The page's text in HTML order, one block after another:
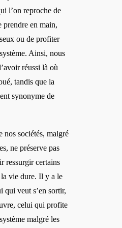
l’on reproche de
prendre en main,
ou de profiter
Ainsi, nous
réussi là où
tandis que la
synonyme de
nos sociétés, malgré
ne préserve pas
ressurgir certains
vie dure. Il y a le
qui veut s’en sortir,
celui qui profite
malgré les